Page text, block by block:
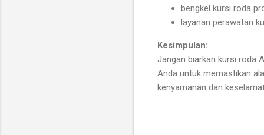
bengkel kursi roda
layanan perawatan
Kesimpulan:
Jangan biarkan kursi roda
Anda untuk memastikan
kenyamanan dan